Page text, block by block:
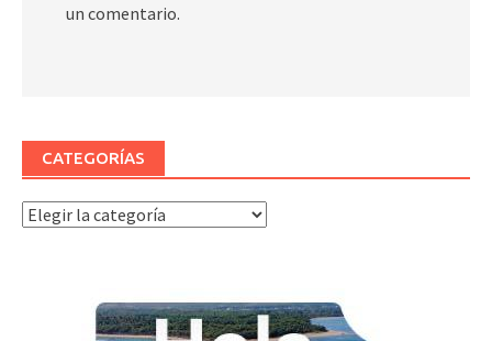
un comentario.
CATEGORÍAS
Categorías